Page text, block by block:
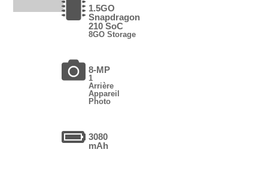
1.5GO
Snapdragon
210 SoC
8GO Storage
8-MP
1
Arrière
Appareil
Photo
3080
mAh